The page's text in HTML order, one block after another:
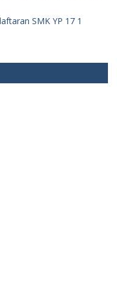
SMK YP 17 1